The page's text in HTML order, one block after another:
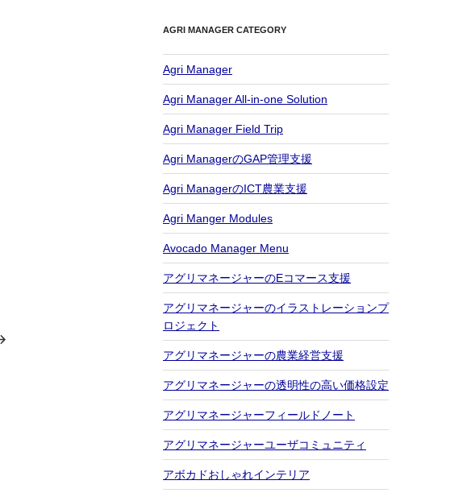
AGRI MANAGER CATEGORY
Agri Manager
Agri Manager All-in-one Solution
Agri Manager Field Trip
Agri ManagerのGAP管理支援
Agri ManagerのICT農業支援
Agri Manger Modules
Avocado Manager Menu
アグリマネージャーのEコマース支援
アグリマネージャーのイラストレーションプ
ロジェクト
アグリマネージャーの農業経営支援
アグリマネージャーの透明性の高い価格設定
アグリマネージャーフィールドノート
アグリマネージャーユーザコミュニティ
アボカドおしゃれインテリア